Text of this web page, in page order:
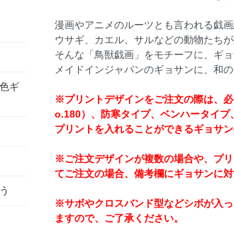
漫画やアニメのルーツとも言われる戯
ウサギ、カエル、サルなどの動物たち
そんな「鳥獣戯画」をモチーフに、ギ
メイドインジャパンのギョサンに、和
※プリントデザインをご注文の際は、
o.180）、防寒タイプ、ベンハータイプ
プリントを入れることができるギョサ
※ご注文デザインが複数の場合や、プ
てご注文の場合、備考欄にギョサンに
※サボやクロスバンド型などシボが入
ますので、ご了承ください。
ギ